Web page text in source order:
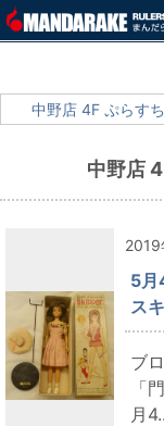
中野店 4F ぷらすち
中野店
5月
ス
ブ
「
月